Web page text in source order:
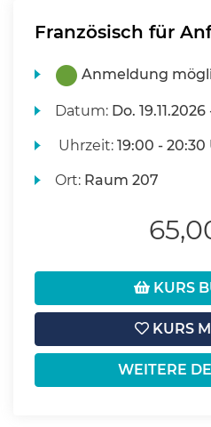
Französisch für
Anmeldung
Datum: Do. 19.11.2026
Uhrzeit:19:00 - 20:30
Ort: Raum 207
KURS
KURS
WEITERE